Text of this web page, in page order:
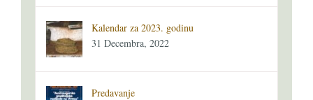
Kalendar za 2023. godinu
31 Decembra, 2022
Predavanje